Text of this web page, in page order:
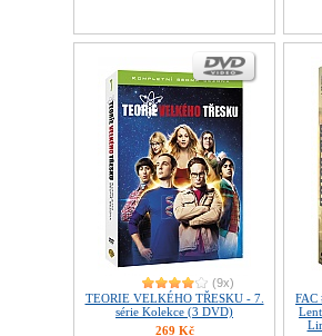
(9x)
TEORIE VELKÉHO TŘESKU - 7.
série Kolekce (3 DVD)
269 Kč
FAC